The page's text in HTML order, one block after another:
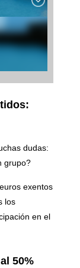
dudas:
grupo?
exentos
los
en el
50%